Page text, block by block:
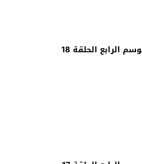
الرابع الحلقة 18